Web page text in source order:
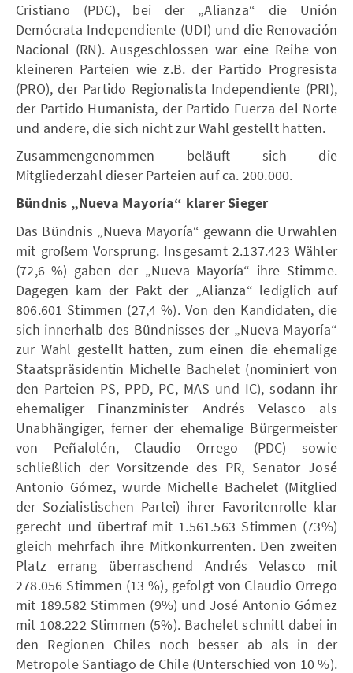
Cristiano (PDC), bei der „Alianza“ die Unión
Demócrata Independiente (UDI) und die Renovación
Nacional (RN). Ausgeschlossen war eine Reihe von
kleineren Parteien wie z.B. der Partido Progresista
(PRO), der Partido Regionalista Independiente (PRI),
der Partido Humanista, der Partido Fuerza del Norte
und andere, die sich nicht zur Wahl gestellt hatten.
Zusammengenommen beläuft sich die
Mitgliederzahl dieser Parteien auf ca. 200.000.
Bündnis „Nueva Mayoría“ klarer Sieger
Das Bündnis „Nueva Mayoría“ gewann die Urwahlen
mit großem Vorsprung. Insgesamt 2.137.423 Wähler
(72,6 %) gaben der „Nueva Mayoría“ ihre Stimme.
Dagegen kam der Pakt der „Alianza“ lediglich auf
806.601 Stimmen (27,4 %). Von den Kandidaten, die
sich innerhalb des Bündnisses der „Nueva Mayoría“
zur Wahl gestellt hatten, zum einen die ehemalige
Staatspräsidentin Michelle Bachelet (nominiert von
den Parteien PS, PPD, PC, MAS und IC), sodann ihr
ehemaliger Finanzminister Andrés Velasco als
Unabhängiger, ferner der ehemalige Bürgermeister
von Peñalolén, Claudio Orrego (PDC) sowie
schließlich der Vorsitzende des PR, Senator José
Antonio Gómez, wurde Michelle Bachelet (Mitglied
der Sozialistischen Partei) ihrer Favoritenrolle klar
gerecht und übertraf mit 1.561.563 Stimmen (73%)
gleich mehrfach ihre Mitkonkurrenten. Den zweiten
Platz errang überraschend Andrés Velasco mit
278.056 Stimmen (13 %), gefolgt von Claudio Orrego
mit 189.582 Stimmen (9%) und José Antonio Gómez
mit 108.222 Stimmen (5%). Bachelet schnitt dabei in
den Regionen Chiles noch besser ab als in der
Metropole Santiago de Chile (Unterschied von 10 %).